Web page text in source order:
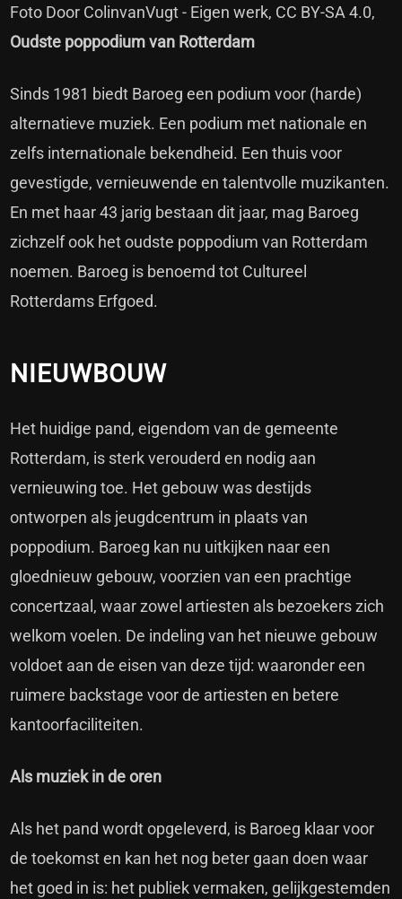
Foto Door ColinvanVugt - Eigen werk, CC BY-SA 4.0,
Oudste poppodium van Rotterdam
Sinds 1981 biedt Baroeg een podium voor (harde)
alternatieve muziek. Een podium met nationale en
zelfs internationale bekendheid. Een thuis voor
gevestigde, vernieuwende en talentvolle muzikanten.
En met haar 43 jarig bestaan dit jaar, mag Baroeg
zichzelf ook het oudste poppodium van Rotterdam
noemen. Baroeg is benoemd tot Cultureel
Rotterdams Erfgoed.
NIEUWBOUW
Het huidige pand, eigendom van de gemeente
Rotterdam, is sterk verouderd en nodig aan
vernieuwing toe. Het gebouw was destijds
ontworpen als jeugdcentrum in plaats van
poppodium. Baroeg kan nu uitkijken naar een
gloednieuw gebouw, voorzien van een prachtige
concertzaal, waar zowel artiesten als bezoekers zich
welkom voelen. De indeling van het nieuwe gebouw
voldoet aan de eisen van deze tijd: waaronder een
ruimere backstage voor de artiesten en betere
kantoorfaciliteiten.
Als muziek in de oren
Als het pand wordt opgeleverd, is Baroeg klaar voor
de toekomst en kan het nog beter gaan doen waar
het goed in is: het publiek vermaken, gelijkgestemden